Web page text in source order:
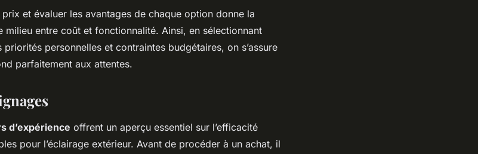
et évaluer les avantages de chaque option donne la
milieu entre coût et fonctionnalité. Ainsi, en sélectionnant
priorités personnelles et contraintes budgétaires, on s’assure
parfaitement aux attentes.
d’expérience offrent un aperçu essentiel sur l’efficacité
pour l’éclairage extérieur. Avant de procéder à un achat, il